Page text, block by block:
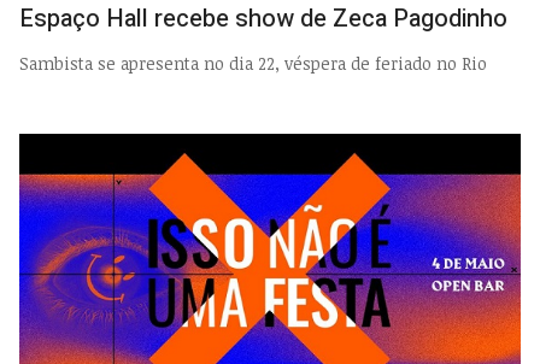
Espaço Hall recebe show de Zeca Pagodinho
Sambista se apresenta no dia 22, véspera de feriado no Rio